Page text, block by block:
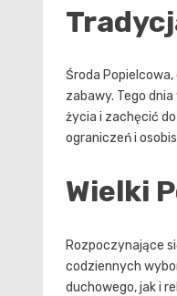
Środa
zabawy. Tego
życia i zachęcić
ograniczeń i
Wielki
Rozpoczynające
codziennych
duchowego, jak i